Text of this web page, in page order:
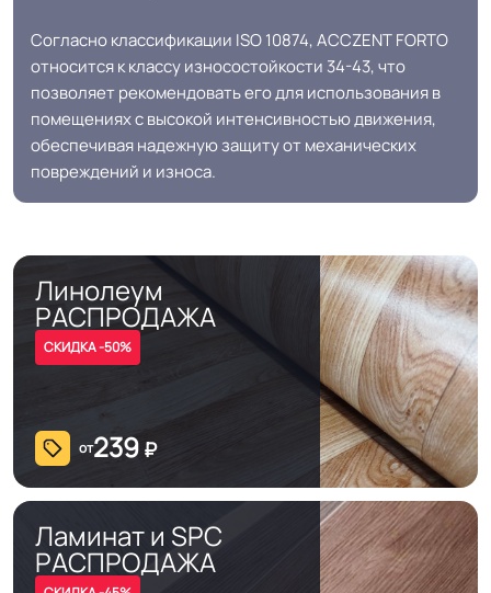
склада, Для цеха электронной
сборки, Для серверной, Для опта
Допуск изменения
толщин
+-10% мм
Класс
Группа истираемости
Устойчивость к химии
Защитный слой 0.85 мм (850) мкм
Допуск изменения
рабочего слоя
+-10% мкм
Согласно классификации ISO 10874, ACCZENT FORTO
относится к классу износостойкости 34-43, что
позволяет рекомендовать его для использования в
помещениях с высокой интенсивностью движения,
обеспечивая надежную защиту от механических
повреждений и износа.
Линолеум
РАСПРОДАЖА
СКИДКА -50%
от239 ₽
Ламинат и SPC
РАСПРОДАЖА